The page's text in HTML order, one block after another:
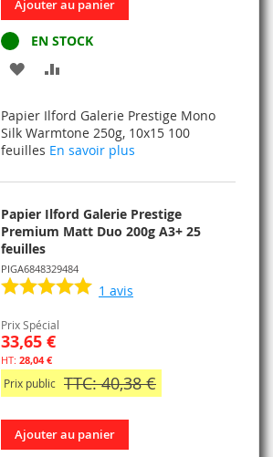
Ajouter au panier
EN STOCK
AJOUTER
MA
COMPARATEUR
Papier Ilford Galerie Prestige Mono
Silk Warmtone 250g, 10x15 100
feuilles En savoir plus
Papier Ilford Galerie Prestige
Premium Matt Duo 200g A3+ 25
feuilles
PIGA6848329484
1 avis
Prix Spécial
33,65 €
28,04 €
Prix public TTC: 40,38 €
Ajouter au panier